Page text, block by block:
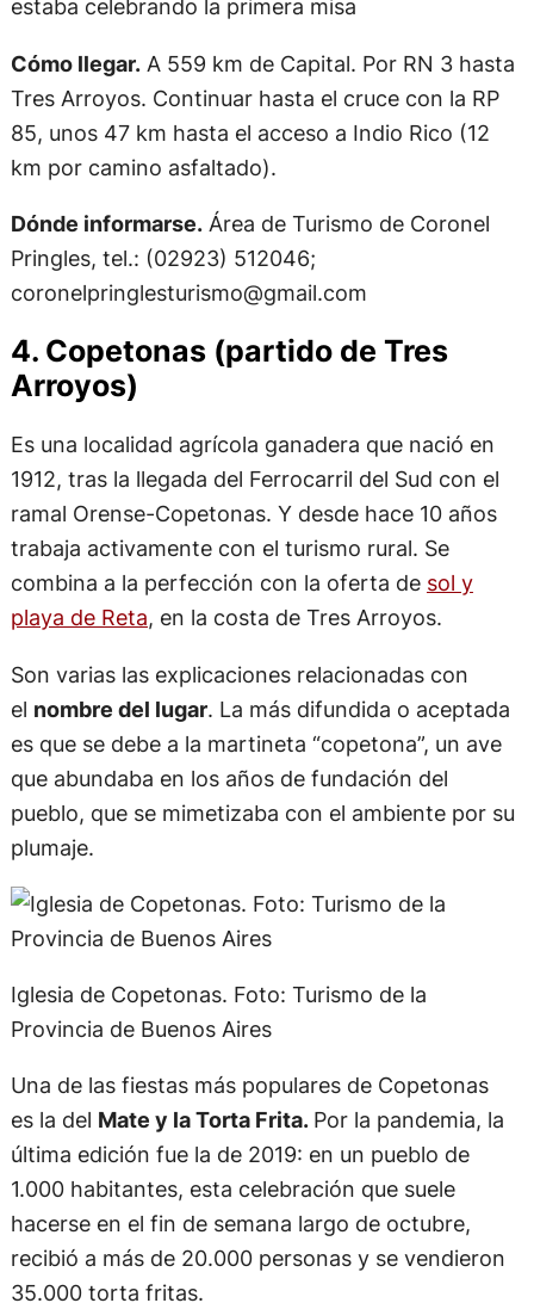
estaba celebrando la primera misa
Cómo llegar.A 559 km de Capital. Por RN 3 hasta
Tres Arroyos. Continuar hasta el cruce con la RP
85, unos 47 km hasta el acceso a Indio Rico (12
km por camino asfaltado).
Dónde informarse.Área de Turismo de Coronel
Pringles, tel.: (02923) 512046;
coronelpringlesturismo@gmail.com
4. Copetonas (partido de Tres
Arroyos)
Es una localidad agrícola ganadera que nació en
1912, tras la llegada del Ferrocarril del Sud con el
ramal Orense-Copetonas. Y desde hace 10 años
trabaja activamente con el turismo rural. Se
combina a la perfección con la oferta de sol y
playa de Reta, en la costa de Tres Arroyos.
Son varias las explicaciones relacionadas con
el nombre del lugar. La más difundida o aceptada
es que se debe a la martineta “copetona”, un ave
que abundaba en los años de fundación del
pueblo, que se mimetizaba con el ambiente por su
plumaje.
Iglesia de Copetonas. Foto: Turismo de la
Provincia de Buenos Aires
Una de las fiestas más populares de Copetonas
es la del Mate y la Torta Frita. Por la pandemia, la
última edición fue la de 2019: en un pueblo de
1.000 habitantes, esta celebración que suele
hacerse en el fin de semana largo de octubre,
recibió a más de 20.000 personas y se vendieron
35.000 torta fritas.​